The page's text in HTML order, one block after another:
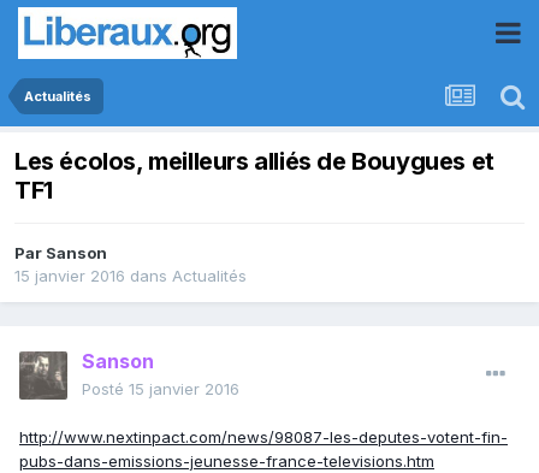
Actualités
Les écolos, meilleurs alliés de Bouygues et
TF1
Par Sanson
15 janvier 2016 dans Actualités
Sanson
Posté 15 janvier 2016
http://www.nextinpact.com/news/98087-les-deputes-votent-fin-
pubs-dans-emissions-jeunesse-france-televisions.htm